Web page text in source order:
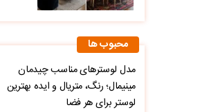
محبوب ها
مدل لوسترهای مناسب چیدمان
مینیمال؛ رنگ، متریال و ایده بهترین
لوستر برای هر فضا